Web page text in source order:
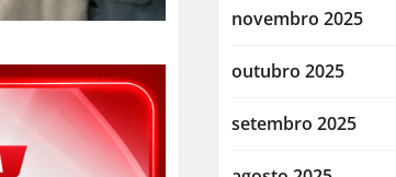
novembro 2025
outubro 2025
setembro 2025